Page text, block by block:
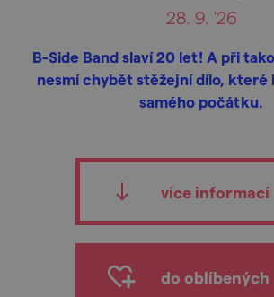
28. 9. '26
B-Side Band slaví 20 let! A při
nesmí chybět stěžejní dílo, které
samého počátku.
více informací
do oblíbených